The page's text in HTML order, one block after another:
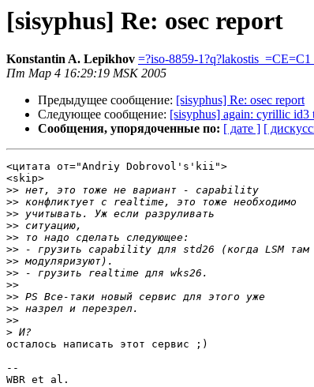
[sisyphus] Re: osec report
Konstantin A. Lepikhov =?iso-8859-
Пт Мар 4 16:29:19 MSK 2005
Предыдущее сообщение: [sisyphus] Re: osec report
Следующее сообщение: [sisyphus] again: cyrillic id3
Сообщения, упорядоченные по: [ дате ] [
<цитата от="Andriy Dobrovol's'kii">
<skip>
>>
>>
>>
>>
>>
>>
>>
>>
>>
>>
>>
>>
>
осталось написать этот сервис ;)
--
WBR et al.